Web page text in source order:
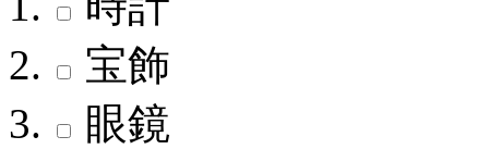
宝飾
眼鏡